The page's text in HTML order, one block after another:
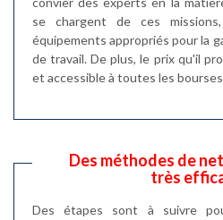
se chargent de ces
équipements appropriés pour la
de travail. De plus, le prix qu'il
et accessible à toutes les
Des méthodes de
très
Des étapes sont à suivre